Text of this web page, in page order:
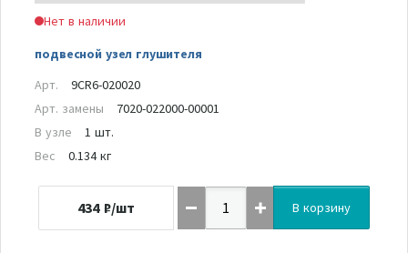
Нет в наличии
подвесной узел глушителя
Арт.
9CR6-020020
Арт. замены
7020-022000-00001
В узле
1 шт.
Вес
0.134 кг
434 ₽/шт В корзину